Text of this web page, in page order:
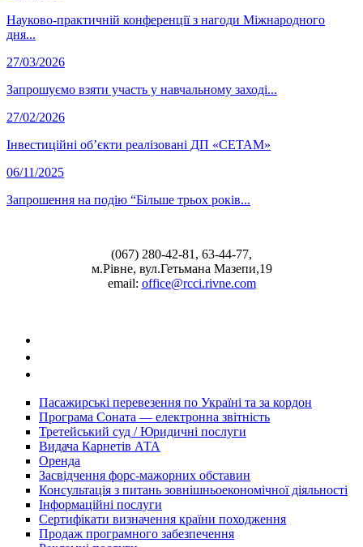
Науково-практичній конференції з нагоди Міжнародного
дня...
27/03/2026
Запрошуємо взяти участь у навчальному заході...
27/02/2026
Інвестиційні об’єкти реалізовані ДП «СЕТАМ»
06/11/2025
Запрошення на подію “Більше трьох років...
(067) 280-42-81, 63-44-77,
м.Рівне, вул.Гетьмана Мазепи,19
email: office@rcci.rivne.com
Пасажирські перевезення по Україні та за кордон
Програма Соната — електронна звітність
Третейський суд / Юридичні послуги
Видача Карнетів АТА
Оренда
Засвідчення форс-мажорних обставин
Консультація з питань зовнішньоекономічної діяльності
Інформаційні послуги
Сертифікати визначення країни походження
Продаж програмного забезпечення